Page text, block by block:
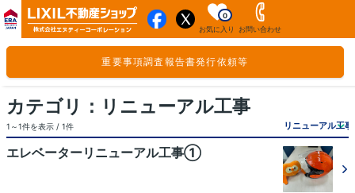
お気に入り
0
お問い合わせ
重要事項調査報告書発行依頼等
カテゴリ：リニューアル工事
1～1件を表示 / 1件
エレベーターリニューアル工事①